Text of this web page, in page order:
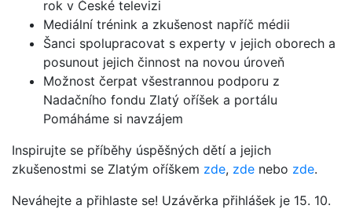
rok v České televizi
Mediální trénink a zkušenost napříč médii
Šanci spolupracovat s experty v jejich oborech a
posunout jejich činnost na novou úroveň
Možnost čerpat všestrannou podporu z
Nadačního fondu Zlatý oříšek a portálu
Pomáháme si navzájem
Inspirujte se příběhy úspěšných dětí a jejich
zkušenostmi se Zlatým oříškem zde, zde nebo zde.
Neváhejte a přihlaste se! Uzávěrka přihlášek je 15. 10.